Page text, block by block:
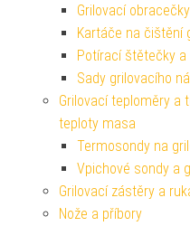
Grilovací obracečky
Kartáče na čištění
Potírací štětečky a
Sady grilovacího
Grilovací teploměry a
teploty masa
Termosondy na
Vpichové sondy a
Grilovací zástěry a
Nože a příbory